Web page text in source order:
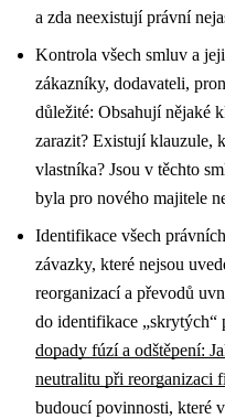
a zda neexistují právní
Kontrola všech smluv a
zákazníky, dodavateli,
důležité: Obsahují nějaké
zarazit? Existují klauzule,
vlastníka? Jsou v těchto
byla pro nového majitele
Identifikace všech
závazky, které nejsou
reorganizací a převodů
do identifikace „skrytých“
dopady fúzí a odštěpení:
neutralitu při reorganizaci
budoucí povinnosti, které